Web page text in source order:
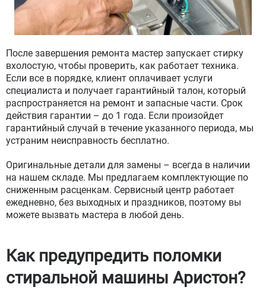
После завершения ремонта мастер запускает стирку
вхолостую, чтобы проверить, как работает техника.
Если все в порядке, клиент оплачивает услуги
специалиста и получает гарантийный талон, который
распространяется на ремонт и запасные части. Срок
действия гарантии – до 1 года. Если произойдет
гарантийный случай в течение указанного периода, мы
устраним неисправность бесплатно.
Оригинальные детали для замены – всегда в наличии
на нашем складе. Мы предлагаем комплектующие по
сниженным расценкам. Сервисный центр работает
ежедневно, без выходных и праздников, поэтому вы
можете вызвать мастера в любой день.
Как предупредить поломки
стиральной машины Аристон?